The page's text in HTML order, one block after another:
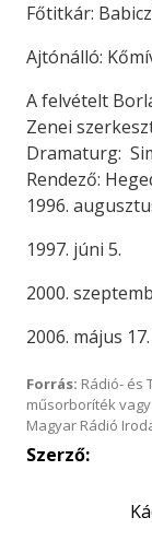
Főtitkár:
Ajtónálló:
A felvételt
Zenei
Dramaturg:
Rendező:
1996.
1997. júni 5.
2000.
2006. május
Forrás: Rádió- és
műsorboríték
Magyar Rádió
Szerző: